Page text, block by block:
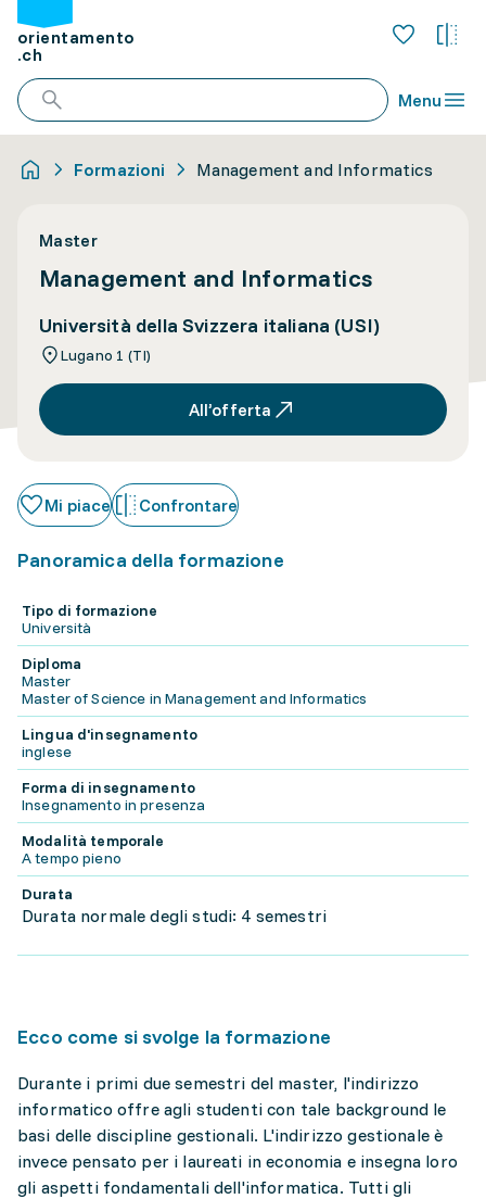
orientamento
.ch
Menu
Formazioni Management and Informatics
Master
Management and Informatics
Università della Svizzera italiana (USI)
Lugano 1 (TI)
All’offerta
Mi piace Confrontare
Panoramica della formazione
Tipo di formazione
Università
Diploma
Master
Master of Science in Management and Informatics
Lingua d'insegnamento
inglese
Forma di insegnamento
Insegnamento in presenza
Modalità temporale
A tempo pieno
Durata
Durata normale degli studi: 4 semestri
Ecco come si svolge la formazione
Durante i primi due semestri del master, l'indirizzo
informatico offre agli studenti con tale background le
basi delle discipline gestionali. L'indirizzo gestionale è
invece pensato per i laureati in economia e insegna loro
gli aspetti fondamentali dell'informatica. Tutti gli